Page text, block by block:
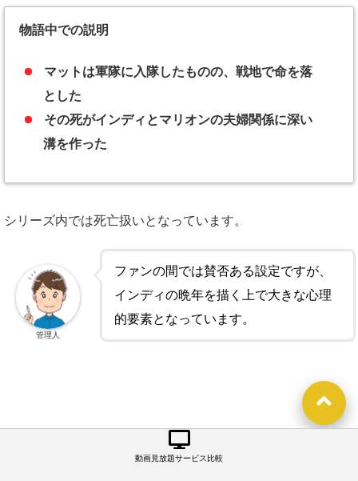
物語中での説明
マットは軍隊に入隊したものの、戦地で命を落
とした
その死がインディとマリオンの夫婦関係に深い
溝を作った
シリーズ内では死亡扱いとなっています。
ファンの間では賛否ある設定ですが、
インディの晩年を描く上で大きな心理
的要素となっています。
管理人
動画見放題サービス比較